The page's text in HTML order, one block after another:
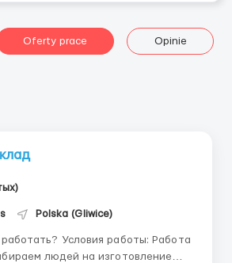
Oferty prace Opinie
Polska (Gliwice)
людей на изготовление